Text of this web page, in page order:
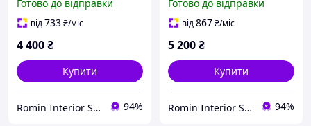
Готово до відправки
від733₴/міс
4 400₴
Купити
Romin Interior Store 94%
Готово до відправки
від867₴/міс
5 200₴
Купити
Romin Interior Store 94%